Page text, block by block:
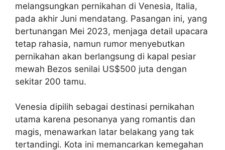
melangsungkan pernikahan di Venesia, Italia,
pada akhir Juni mendatang. Pasangan ini, yang
bertunangan Mei 2023, menjaga detail upacara
tetap rahasia, namun rumor menyebutkan
pernikahan akan berlangsung di kapal pesiar
mewah Bezos senilai US$500 juta dengan
sekitar 200 tamu.
Venesia dipilih sebagai destinasi pernikahan
utama karena pesonanya yang romantis dan
magis, menawarkan latar belakang yang tak
tertandingi. Kota ini memancarkan kemegahan